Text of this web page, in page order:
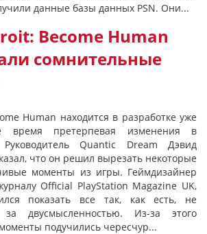
данные базы данных PSN. Они...
Become Human
сомнительные
Human находится в разработке уже
время претерпевая изменения в
Quantic Dream Дэвид
что он решил вырезать некоторые
моменты из игры. Геймдизайнер
Official PlayStation Magazine UK,
показать все так, как есть, не
за двусмысленностью. Из-за этого
подучились чересчур...